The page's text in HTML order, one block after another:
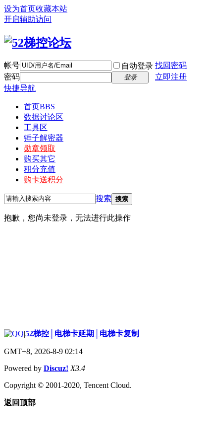
设为首页收藏本站
开启辅助访问
帐号 自动登录 找回密码
密码
登录
立即注册
快捷导航
首页BBS
数据讨论区
工具区
锤子解密器
勋章领取
购买其它
积分充值
购卡送积分
搜索 搜索
抱歉，您尚未登录，无法进行此操作
|52梯控│电梯卡延期│电梯卡复制
GMT+8, 2026-8-9 02:14
Powered by Discuz! X3.4
Copyright © 2001-2020, Tencent Cloud.
返回顶部